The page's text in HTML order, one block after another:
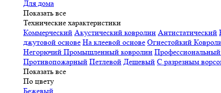
Для дома
Показать все
Технические характеристики
Коммерческий Акустический ковролин Антистатический
джутовой основе На клеевой основе Огнестойкий
Негорючий Промышленный ковролин Профессиональный
Противопожарный Петлевой Дешевый С разрезным
Показать все
По цвету
Бежевый